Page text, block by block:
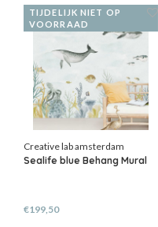
TIJDELIJK NIET OP
VOORRAAD
Creative lab amsterdam
Sealife blue Behang Mural
€199,50